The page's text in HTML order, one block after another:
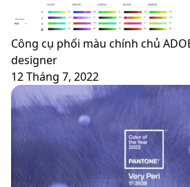
Công cụ phối màu chính chủ
designer
12 Tháng 7, 2022